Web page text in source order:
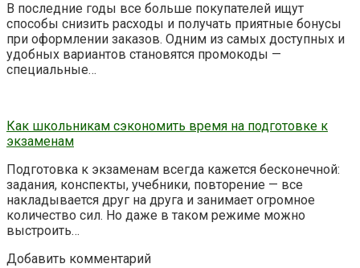
В последние годы все больше покупателей ищут
способы снизить расходы и получать приятные бонусы
при оформлении заказов. Одним из самых доступных и
удобных вариантов становятся промокоды —
специальные…
Как школьникам сэкономить время на подготовке к
экзаменам
Подготовка к экзаменам всегда кажется бесконечной:
задания, конспекты, учебники, повторение — все
накладывается друг на друга и занимает огромное
количество сил. Но даже в таком режиме можно
выстроить…
Добавить комментарий